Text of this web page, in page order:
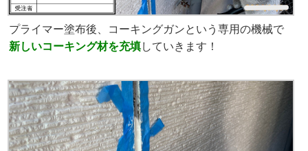
プライマー塗布後、コーキングガンという専用の機械で
新しいコーキング材を充填していきます！